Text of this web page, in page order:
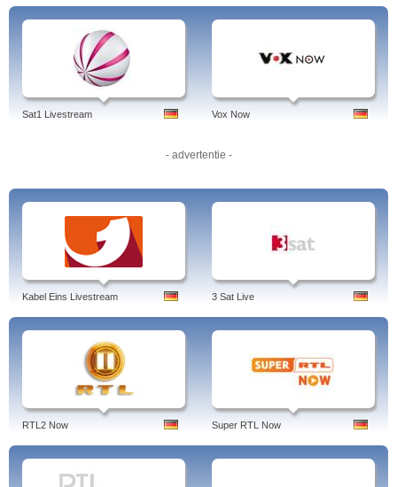
Sat1 Livestream Vox Now
- advertentie -
Kabel Eins Livestream 3 Sat Live
RTL2 Now Super RTL Now